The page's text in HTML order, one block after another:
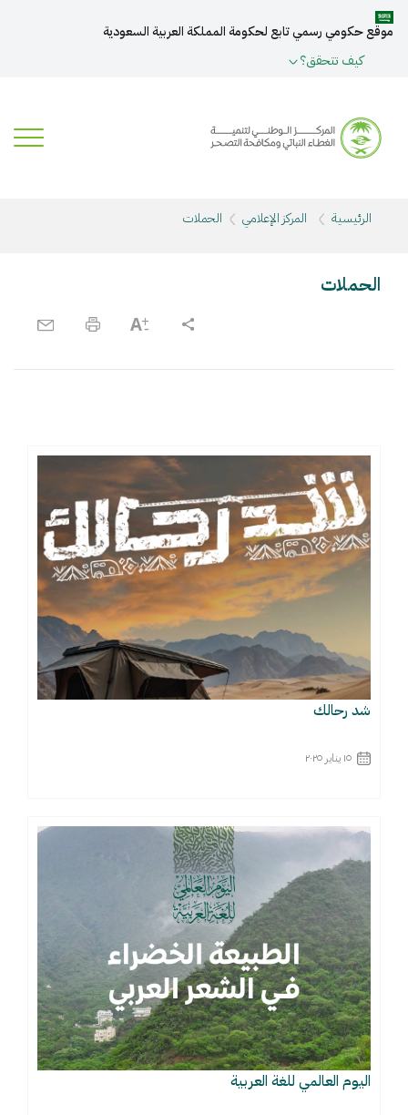
موقع حكومي رسمي تابع لحكومة المملكة العربية السعودية
كيف تتحقق؟
الرئيسية المركز الإعلامي الحملات
الحملات
شد رحالك
١٥ يناير ٢٠٢٥
اليوم العالمي للغة العربية